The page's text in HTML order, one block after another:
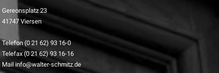
Gereonsplatz 23
41747 Viersen
Telefon (0 21 62) 93 16-0
Telefax (0 21 62) 93 16-16
Mail info@walter-schmitz.de